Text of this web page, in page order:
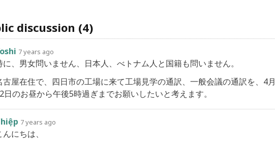
discussion (4)
7 years ago
に、男女問いません、日本人、べトナム人と国籍も問いません。
古屋在住で、四日市の工場に来て工場見学の通訳、一般会議の通訳を、4月
日のお昼から午後5時過ぎまでお願いしたいと考えます。
7 years ago
んにちは、